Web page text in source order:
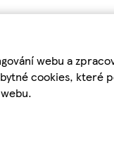
webu a
cookies,